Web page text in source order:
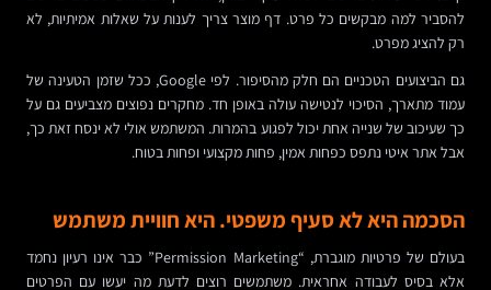
להסביר למה מבקשים כל פרט. דף מוצר צריך לענות על שאלות אמיתיות, לא
רק להציג מפרט.
גם הביצועים הטכניים הם חלק מהסיפור. לפי Google, ככל שזמן הטעינה של
עמוד מתארך, הסיכוי לנטישה עולה באופן חד. מחקרים נפוצים מצביעים גם על
כך שעיכוב של שנייה אחת יכול לפגוע בהמרות. המשתמש אולי לא ינסח זאת כך,
אבל אתר איטי נתפס כפחות אמין, פחות מקצועי ופחות בטוח.
הסכמה היא לא סעיף משפטי. היא חוויית משתמש
בעולם של פרטיות מוגברת, “Permission Marketing” כבר אינו רעיון נחמד
אלא בסיס לעבודה אחראית. משתמשים רוצים לדעת מה יעשו עם הפרטים